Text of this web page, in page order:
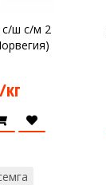
с/ш с/м 2